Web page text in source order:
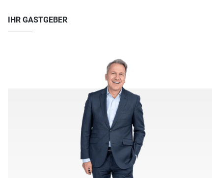
IHR GASTGEBER